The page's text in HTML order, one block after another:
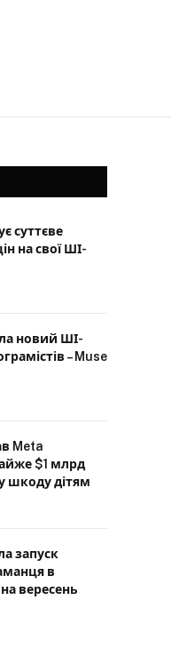
суттєве
на свої ШІ-
новий ШІ-
– Muse
Meta
$1 млрд
шкоду дітям
запуск
в
вересень